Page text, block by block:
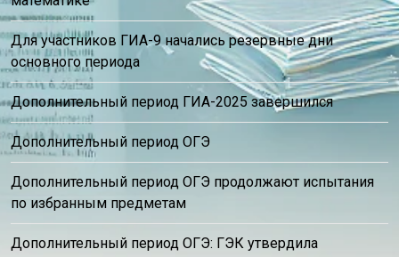
Для участников ГИА-9 начались резервные дни
основного периода
Дополнительный период ГИА-2025 завершился
Дополнительный период ОГЭ
Дополнительный период ОГЭ продолжают испытания
по избранным предметам
Дополнительный период ОГЭ: ГЭК утвердила